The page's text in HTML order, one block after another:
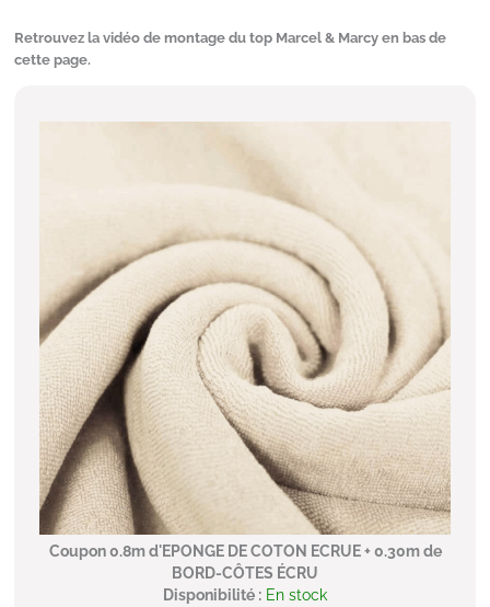
Retrouvez la vidéo de montage du top Marcel & Marcy en bas de
cette page.
Coupon 0.8m d'EPONGE DE COTON ECRUE + 0.30m de
BORD-CÔTES ÉCRU
Disponibilité : En stock